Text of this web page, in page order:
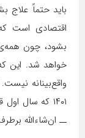
باید حتماً علاج
اقتصادی است
بشود، چون همه‌ی
خواهد شد. این
واقع‌بینانه
۱۴۰۱ که
ــ ان‌شاءالله